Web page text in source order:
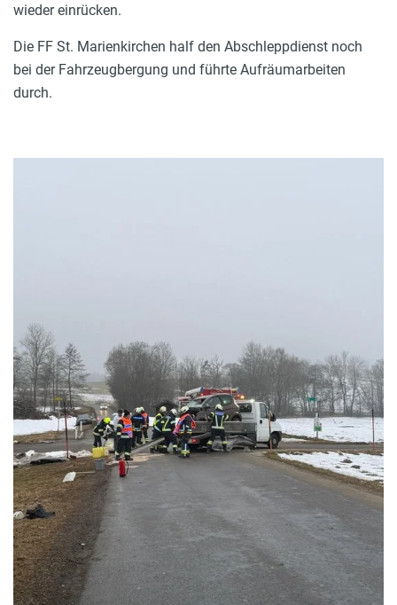
wieder einrücken.
Die FF St. Marienkirchen half den Abschleppdienst noch
bei der Fahrzeugbergung und führte Aufräumarbeiten
durch.